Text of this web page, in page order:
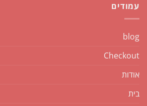
עמודים
blog
Checkout
אודות
בית